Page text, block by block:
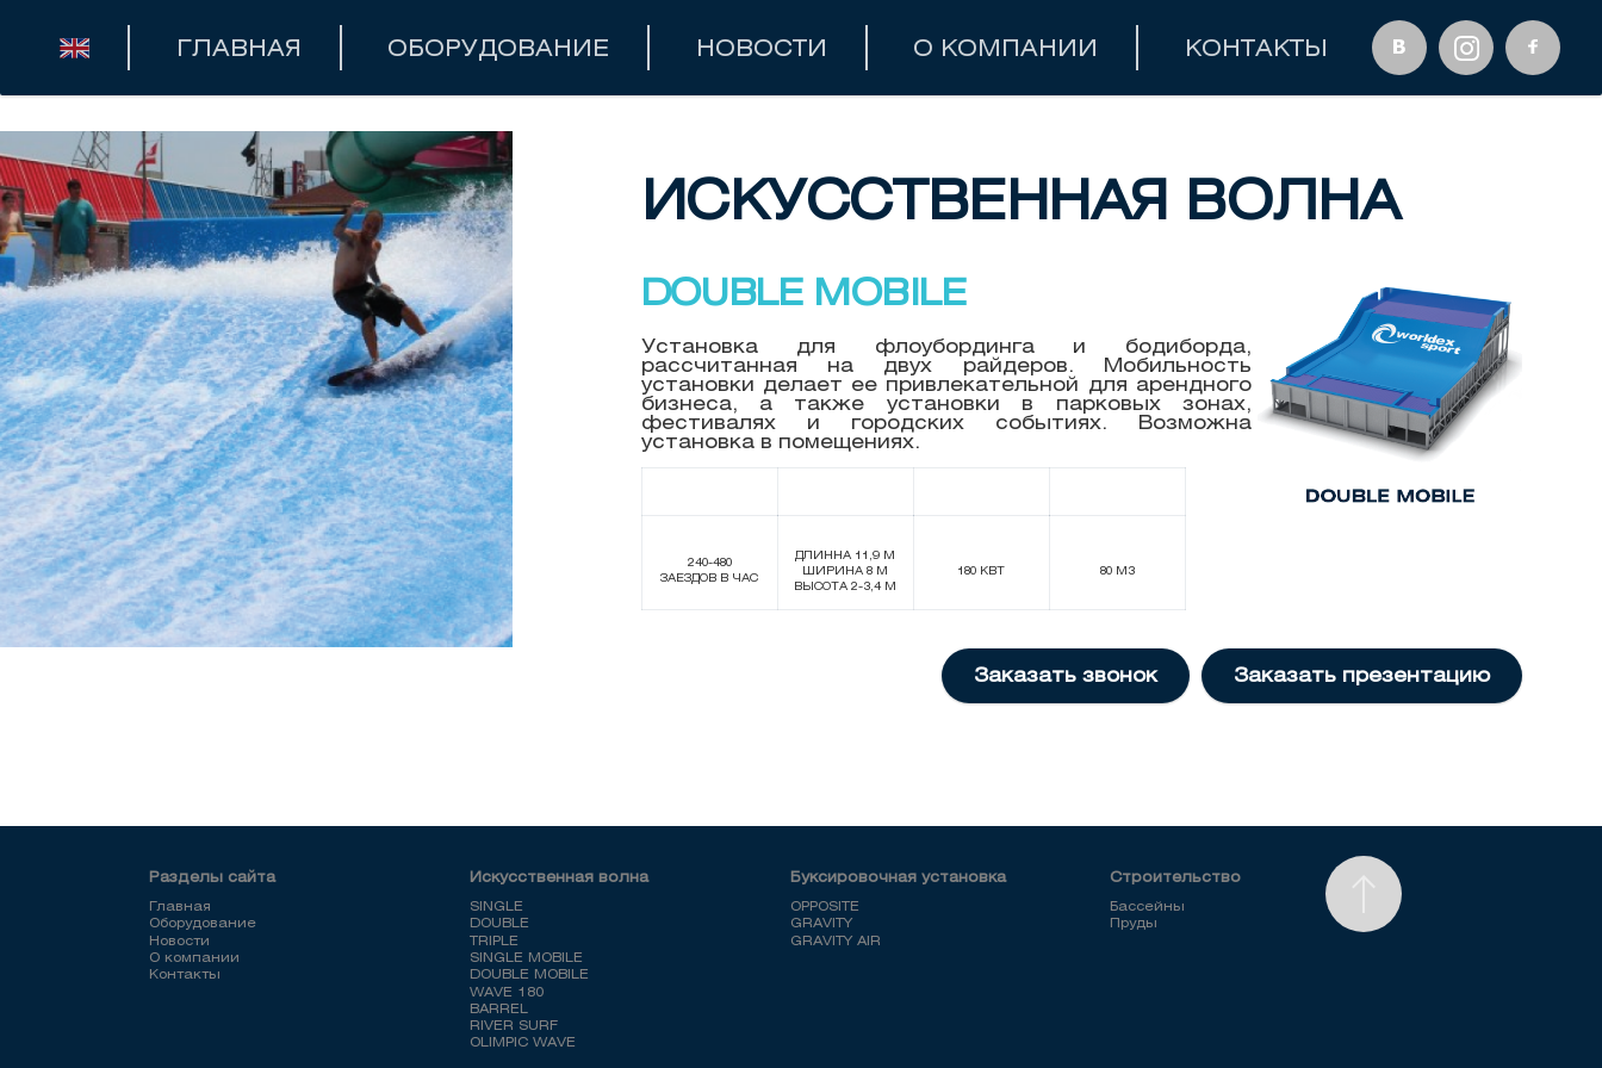
ГЛАВНАЯ ОБОРУДОВАНИЕ НОВОСТИ О КОМПАНИИ КОНТАКТЫ
ИСКУСCТВЕННАЯ ВОЛНА
DOUBLE MOBILE
Установка для флоубординга и бодиборда,
рассчитанная на двух райдеров. Мобильность
установки делает ее привлекательной для арендного
бизнеса, а также установки в парковых зонах,
фестивалях и городских событиях. Возможна
установка в помещениях.
240-480
ЗАЕЗДОВ В ЧАС
ДЛИННА 11,9 М
ШИРИНА 8 М
ВЫСОТА 2-3,4 М
180 КВТ 80 М3
Заказать презентацию
Заказать звонок
Разделы сайта
Главная
Оборудование
Новости
О компании
Контакты
Искусственная волна
SINGLE
DOUBLE
TRIPLE
SINGLE MOBILE
DOUBLE MOBILE
WAVE 180
BARREL
RIVER SURF
OLIMPIC WAVE
Буксировочная установка
OPPOSITE
GRAVITY
GRAVITY AIR
Строительство
Бассейны
Пруды